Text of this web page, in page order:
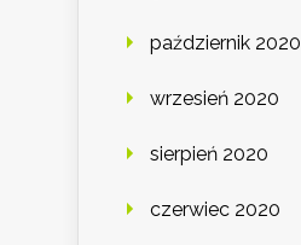
październik 2020
wrzesień 2020
sierpień 2020
czerwiec 2020